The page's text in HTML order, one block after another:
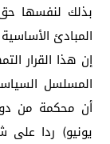
بذلك لنفسها
المبادئ
إن هذا القرار
المسلسل
يونيو) ردا